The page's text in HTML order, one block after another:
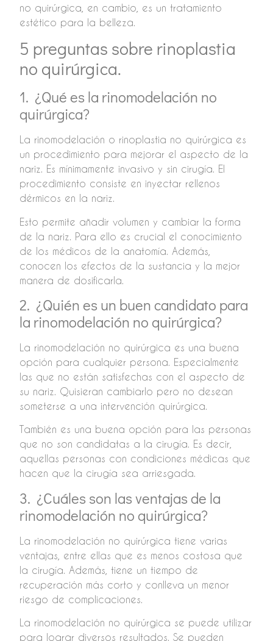
no quirúrgica, en cambio, es un tratamiento
estético para la belleza.
5 preguntas sobre rinoplastia
no quirúrgica.
1. ¿Qué es la rinomodelación no
quirúrgica?
La rinomodelación o rinoplastia no quirúrgica es
un procedimiento para mejorar el aspecto de la
nariz. Es mínimamente invasivo y sin cirugía. El
procedimiento consiste en inyectar rellenos
dérmicos en la nariz.
Esto permite añadir volumen y cambiar la forma
de la nariz. Para ello es crucial el conocimiento
de los médicos de la anatomía. Además,
conocen los efectos de la sustancia y la mejor
manera de dosificarla.
2. ¿Quién es un buen candidato para
la rinomodelación no quirúrgica?
La rinomodelación no quirúrgica es una buena
opción para cualquier persona. Especialmente
las que no están satisfechas con el aspecto de
su nariz. Quisieran cambiarlo pero no desean
someterse a una intervención quirúrgica.
También es una buena opción para las personas
que no son candidatas a la cirugía. Es decir,
aquellas personas con condiciones médicas que
hacen que la cirugía sea arriesgada.
3. ¿Cuáles son las ventajas de la
rinomodelación no quirúrgica?
La rinomodelación no quirúrgica tiene varias
ventajas, entre ellas que es menos costosa que
la cirugía. Además, tiene un tiempo de
recuperación más corto y conlleva un menor
riesgo de complicaciones.
La rinomodelación no quirúrgica se puede utilizar
para lograr diversos resultados. Se pueden